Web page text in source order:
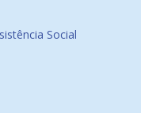
Social